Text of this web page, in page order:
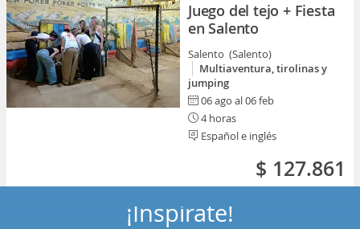
Juego del tejo + Fiesta
en Salento
Salento (Salento)
Multiaventura, tirolinas y
jumping
06 ago al 06 feb
4 horas
Español e inglés
$ 127.861
¡Inspírate!